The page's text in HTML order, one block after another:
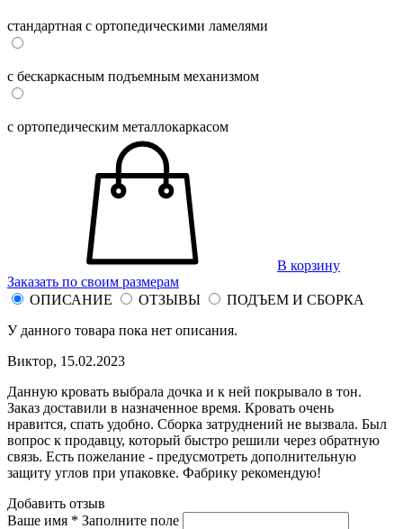
стандартная с ортопедическими ламелями
с бескаркасным подъемным механизмом
с ортопедическим металлокаркасом
В корзину
Заказать по своим размерам
ОПИСАНИЕ
ОТЗЫВЫ
ПОДЪЕМ И СБОРКА
У данного товара пока нет описания.
Виктор, 15.02.2023
Данную кровать выбрала дочка и к ней покрывало в тон.
Заказ доставили в назначенное время. Кровать очень
нравится, спать удобно. Сборка затруднений не вызвала. Был
вопрос к продавцу, который быстро решили через обратную
связь. Есть пожелание - предусмотреть дополнительную
защиту углов при упаковке. Фабрику рекомендую!
Добавить отзыв
Ваше имя * Заполните поле